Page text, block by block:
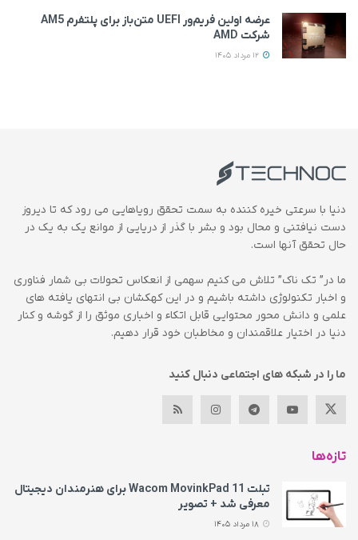
عرضه اولین فریم‌ور UEFI متن‌باز برای پلتفرم AM5
شرکت AMD
دنیا با سرعتی خیره کننده به سمت تحقق رویاهایی می رود که تا دیروز
دست نیافتنی و محال بود و بشر با گذر از دریایی از موانع یک به یک در
حال تحقق آنها است.
ما در” تک ناک” تلاش می کنیم سهمی از انعکاس تحولات بی شمار فناوری
و اخبار تکنولوژی داشته باشیم و در این کهکشان بی انتهای یافته های
علمی و دانش محور محتوایی قابل اتکاء و اخباری موثق را از گوشه و کنار
دنیا در اختیار علاقمندان و مخاطبان خود قرار دهیم.
ما را در شبکه های اجتماعی دنبال کنید
تازه‌ها
تبلت Wacom MovinkPad 11 برای هنرمندان دیجیتال
معرفی شد + تصویر